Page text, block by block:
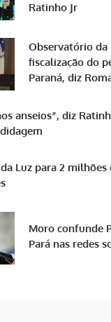
Ratinho Jr
Observatório da
fiscalização do
Paraná, diz
anseios”, diz
Luz para 2 milhões
Moro confunde
Pará nas redes